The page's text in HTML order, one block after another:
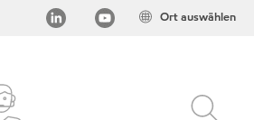
Ort auswählen